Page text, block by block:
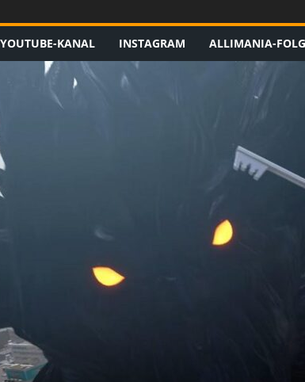
YOUTUBE-KANAL INSTAGRAM ALLIMANIA-